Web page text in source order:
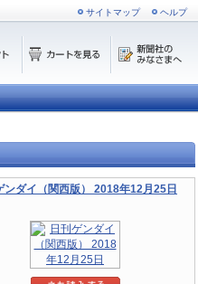
サイトマップ ヘルプ
ンダイ（関西版） 2018年12月25日